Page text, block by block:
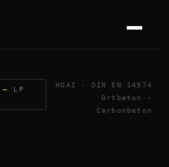
—
LP
HOAI · DIN EN 14974
Ortbeton ·
Carbonbeton